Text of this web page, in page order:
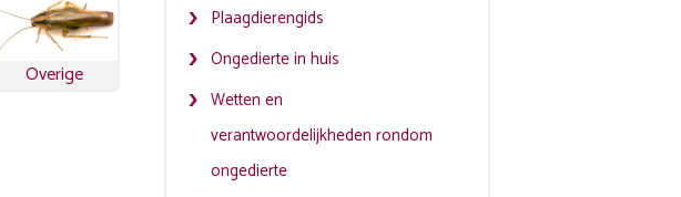
Overige
Plaagdierengids
Ongedierte in huis
Wetten en
verantwoordelijkheden rondom
ongedierte